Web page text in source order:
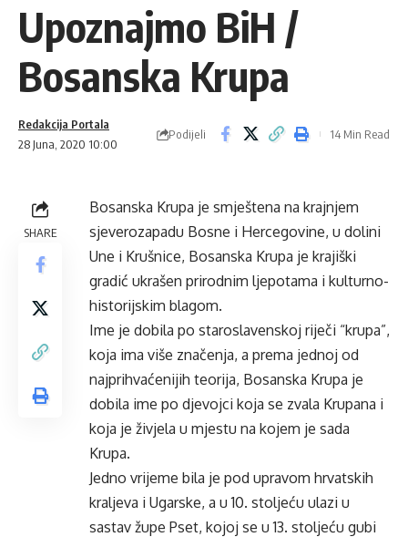
Upoznajmo BiH /
Bosanska Krupa
28 Juna, 2020 10:00
Redakcija Portala
Podijeli 14 Min Read
SHARE
Bosanska Krupa je smještena na krajnjem
sjeverozapadu Bosne i Hercegovine, u dolini
Une i Krušnice, Bosanska Krupa je krajiški
gradić ukrašen prirodnim ljepotama i kulturno-
historijskim blagom.
Ime je dobila po staroslavenskoj riječi “krupa”,
koja ima više značenja, a prema jednoj od
najprihvaćenijih teorija, Bosanska Krupa je
dobila ime po djevojci koja se zvala Krupana i
koja je živjela u mjestu na kojem je sada
Krupa.
Jedno vrijeme bila je pod upravom hrvatskih
kraljeva i Ugarske, a u 10. stoljeću ulazi u
sastav župe Pset, kojoj se u 13. stoljeću gubi